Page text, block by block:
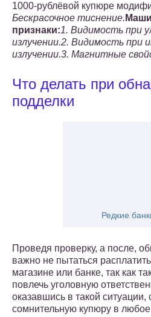
1000-рублёвой купюре
Бескрасочное тиснение.
признаки:1. Видимость при
излучении.2. Видимость при
излучении.3. Магнитные
Что делать при
подделки
Редкие
Проведя проверку, а после,
важно не пытаться
магазине или банке, так как
повлечь уголовную
оказавшись в такой ситуации,
сомнительную купюру в